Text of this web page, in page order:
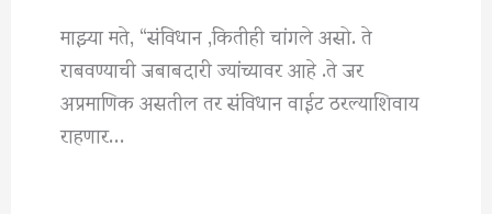
माझ्या मते, “संविधान ,कितीही चांगले असो. ते
राबवण्याची जबाबदारी ज्यांच्यावर आहे .ते जर
अप्रमाणिक असतील तर संविधान वाईट ठरल्याशिवाय
राहणार…